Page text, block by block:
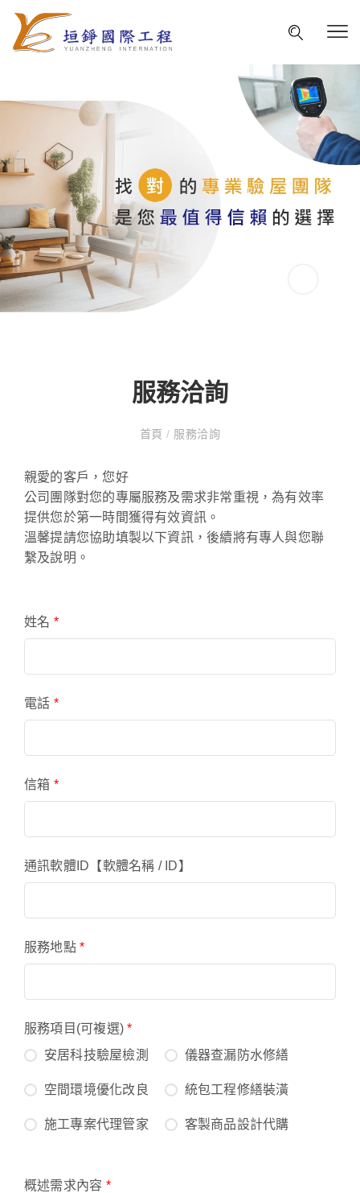
服務洽詢
首頁/ 服務洽詢
親愛的客戶，您好
公司團隊對您的專屬服務及需求非常重視，為有效率
提供您於第一時間獲得有效資訊。
溫馨提請您協助填製以下資訊，後續將有專人與您聯
繫及說明。
姓名 *
電話 *
信箱 *
通訊軟體ID【軟體名稱 / ID】
服務地點*
服務項目(可複選)*
安居科技驗屋檢測
儀器查漏防水修繕
空間環境優化改良 統包工程修繕裝潢
施工專案代理管家 客製商品設計代購
概述需求內容 *